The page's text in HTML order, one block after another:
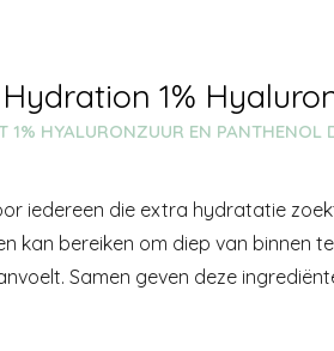
1%
1% HYALURONZUUR EN
iedereen die extra hydratatie
kan bereiken om diep van binnen
Samen geven deze